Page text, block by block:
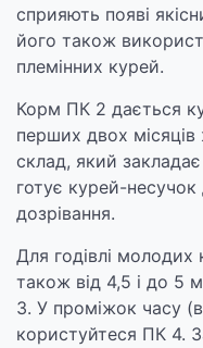
сприяють появі
його також
племінних курей.
Корм ПК 2 дається
перших двох
склад, який
готує курей-
дозрівання.
Для годівлі молодих
також від 4,5 і до 5
3. У проміжок часу
користуйтеся ПК 4.